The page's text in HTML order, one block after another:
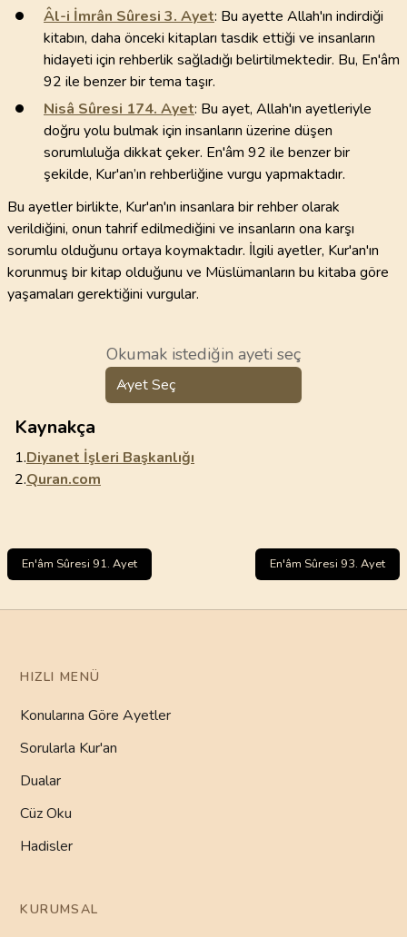
Âl-i İmrân Sûresi 3. Ayet: Bu ayette Allah'ın indirdiği
kitabın, daha önceki kitapları tasdik ettiği ve insanların
hidayeti için rehberlik sağladığı belirtilmektedir. Bu, En'âm
92 ile benzer bir tema taşır.
Nisâ Sûresi 174. Ayet: Bu ayet, Allah'ın ayetleriyle
doğru yolu bulmak için insanların üzerine düşen
sorumluluğa dikkat çeker. En'âm 92 ile benzer bir
şekilde, Kur'an’ın rehberliğine vurgu yapmaktadır.
Bu ayetler birlikte, Kur'an'ın insanlara bir rehber olarak
verildiğini, onun tahrif edilmediğini ve insanların ona karşı
sorumlu olduğunu ortaya koymaktadır. İlgili ayetler, Kur'an'ın
korunmuş bir kitap olduğunu ve Müslümanların bu kitaba göre
yaşamaları gerektiğini vurgular.
Okumak istediğin ayeti seç
Ayet Seç
Kaynakça
1.Diyanet İşleri Başkanlığı
2.Quran.com
En'âm Sûresi 91. Ayet En'âm Sûresi 93. Ayet
HIZLI MENÜ
Konularına Göre Ayetler
Sorularla Kur'an
Dualar
Cüz Oku
Hadisler
KURUMSAL